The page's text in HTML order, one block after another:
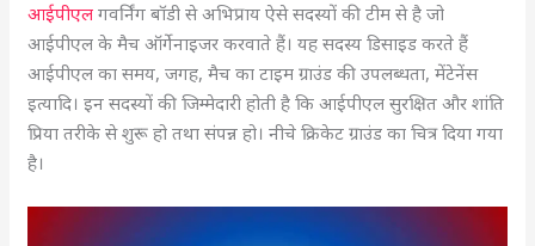
आईपीएलगवर्निंग बॉडी से अभिप्राय ऐसे सदस्यों की टीम से है जो
आईपीएल के मैच ऑर्गेनाइजर करवाते हैं। यह सदस्य डिसाइड करते हैं
आईपीएल का समय, जगह, मैच का टाइम ग्राउंड की उपलब्धता, मेंटेनेंस
इत्यादि। इन सदस्यों की जिम्मेदारी होती है कि आईपीएल सुरक्षित और शांति
प्रिया तरीके से शुरू हो तथा संपन्न हो। नीचे क्रिकेट ग्राउंड का चित्र दिया गया
है।